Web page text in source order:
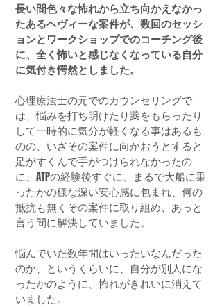
長い間色々な怖れから立ち向かえなかっ
たあるヘヴィーな案件が、数回のセッシ
ョンとワークショップでのコーチング後
に、全く怖いと感じなくなっている自分
に気付き愕然としました。
心理療法士の元でのカウンセリングで
は、悩みを打ち明けたり薬をもらったり
して一時的に気分が軽くなる事はあるも
のの、いざその案件に向かおうとすると
足がすくんで手がつけられなかったの
に、ATPの経験後すぐに、まるで大船に乗
ったかの様な深い安心感に包まれ、何の
抵抗も無くその案件に取り組め、あっと
言う間に解決していました。
悩んでいた数年間はいったいなんだった
のか、というくらいに、自分が別人にな
ったかのように、怖れがきれいに消えて
いました。